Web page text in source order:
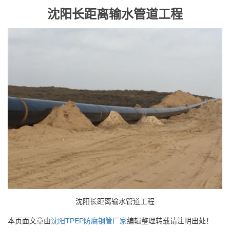
沈阳长距离输水管道工程
沈阳长距离输水管道工程
本页面文章由沈阳TPEP防腐钢管厂家编辑整理转载请注明出处！